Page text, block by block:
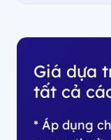
Giá dựa
tất cả
* Áp dụng